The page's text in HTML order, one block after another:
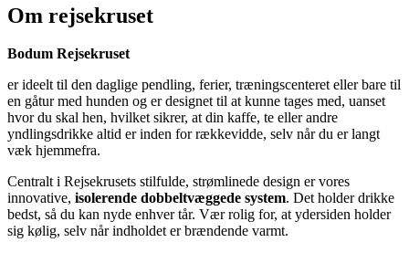
Om rejsekruset
Bodum Rejsekruset
er ideelt til den daglige pendling, ferier, træningscenteret eller bare til
en gåtur med hunden og er designet til at kunne tages med, uanset
hvor du skal hen, hvilket sikrer, at din kaffe, te eller andre
yndlingsdrikke altid er inden for rækkevidde, selv når du er langt
væk hjemmefra.
Centralt i Rejsekrusets stilfulde, strømlinede design er vores
innovative, isolerende dobbeltvæggede system. Det holder drikke
bedst, så du kan nyde enhver tår. Vær rolig for, at ydersiden holder
sig kølig, selv når indholdet er brændende varmt.